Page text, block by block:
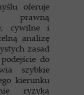
oferuje
prawną
cywilne i
analizę
zasad
do
szybkie
kierunku
ryzyka